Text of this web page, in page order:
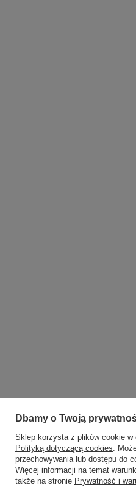
Dbamy o Twoją
Sklep korzysta z plików cookie w
Polityką dotyczącą cookies.
przechowywania lub dostępu do
Więcej informacji na temat
także na stronie Prywatność i